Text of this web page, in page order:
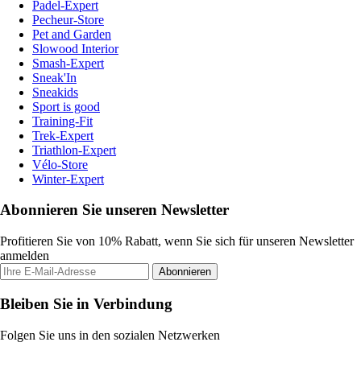
Padel-Expert
Pecheur-Store
Pet and Garden
Slowood Interior
Smash-Expert
Sneak'In
Sneakids
Sport is good
Training-Fit
Trek-Expert
Triathlon-Expert
Vélo-Store
Winter-Expert
Abonnieren Sie unseren Newsletter
Profitieren Sie von 10% Rabatt, wenn Sie sich für unseren Newsletter
anmelden
Abonnieren
Bleiben Sie in Verbindung
Folgen Sie uns in den sozialen Netzwerken